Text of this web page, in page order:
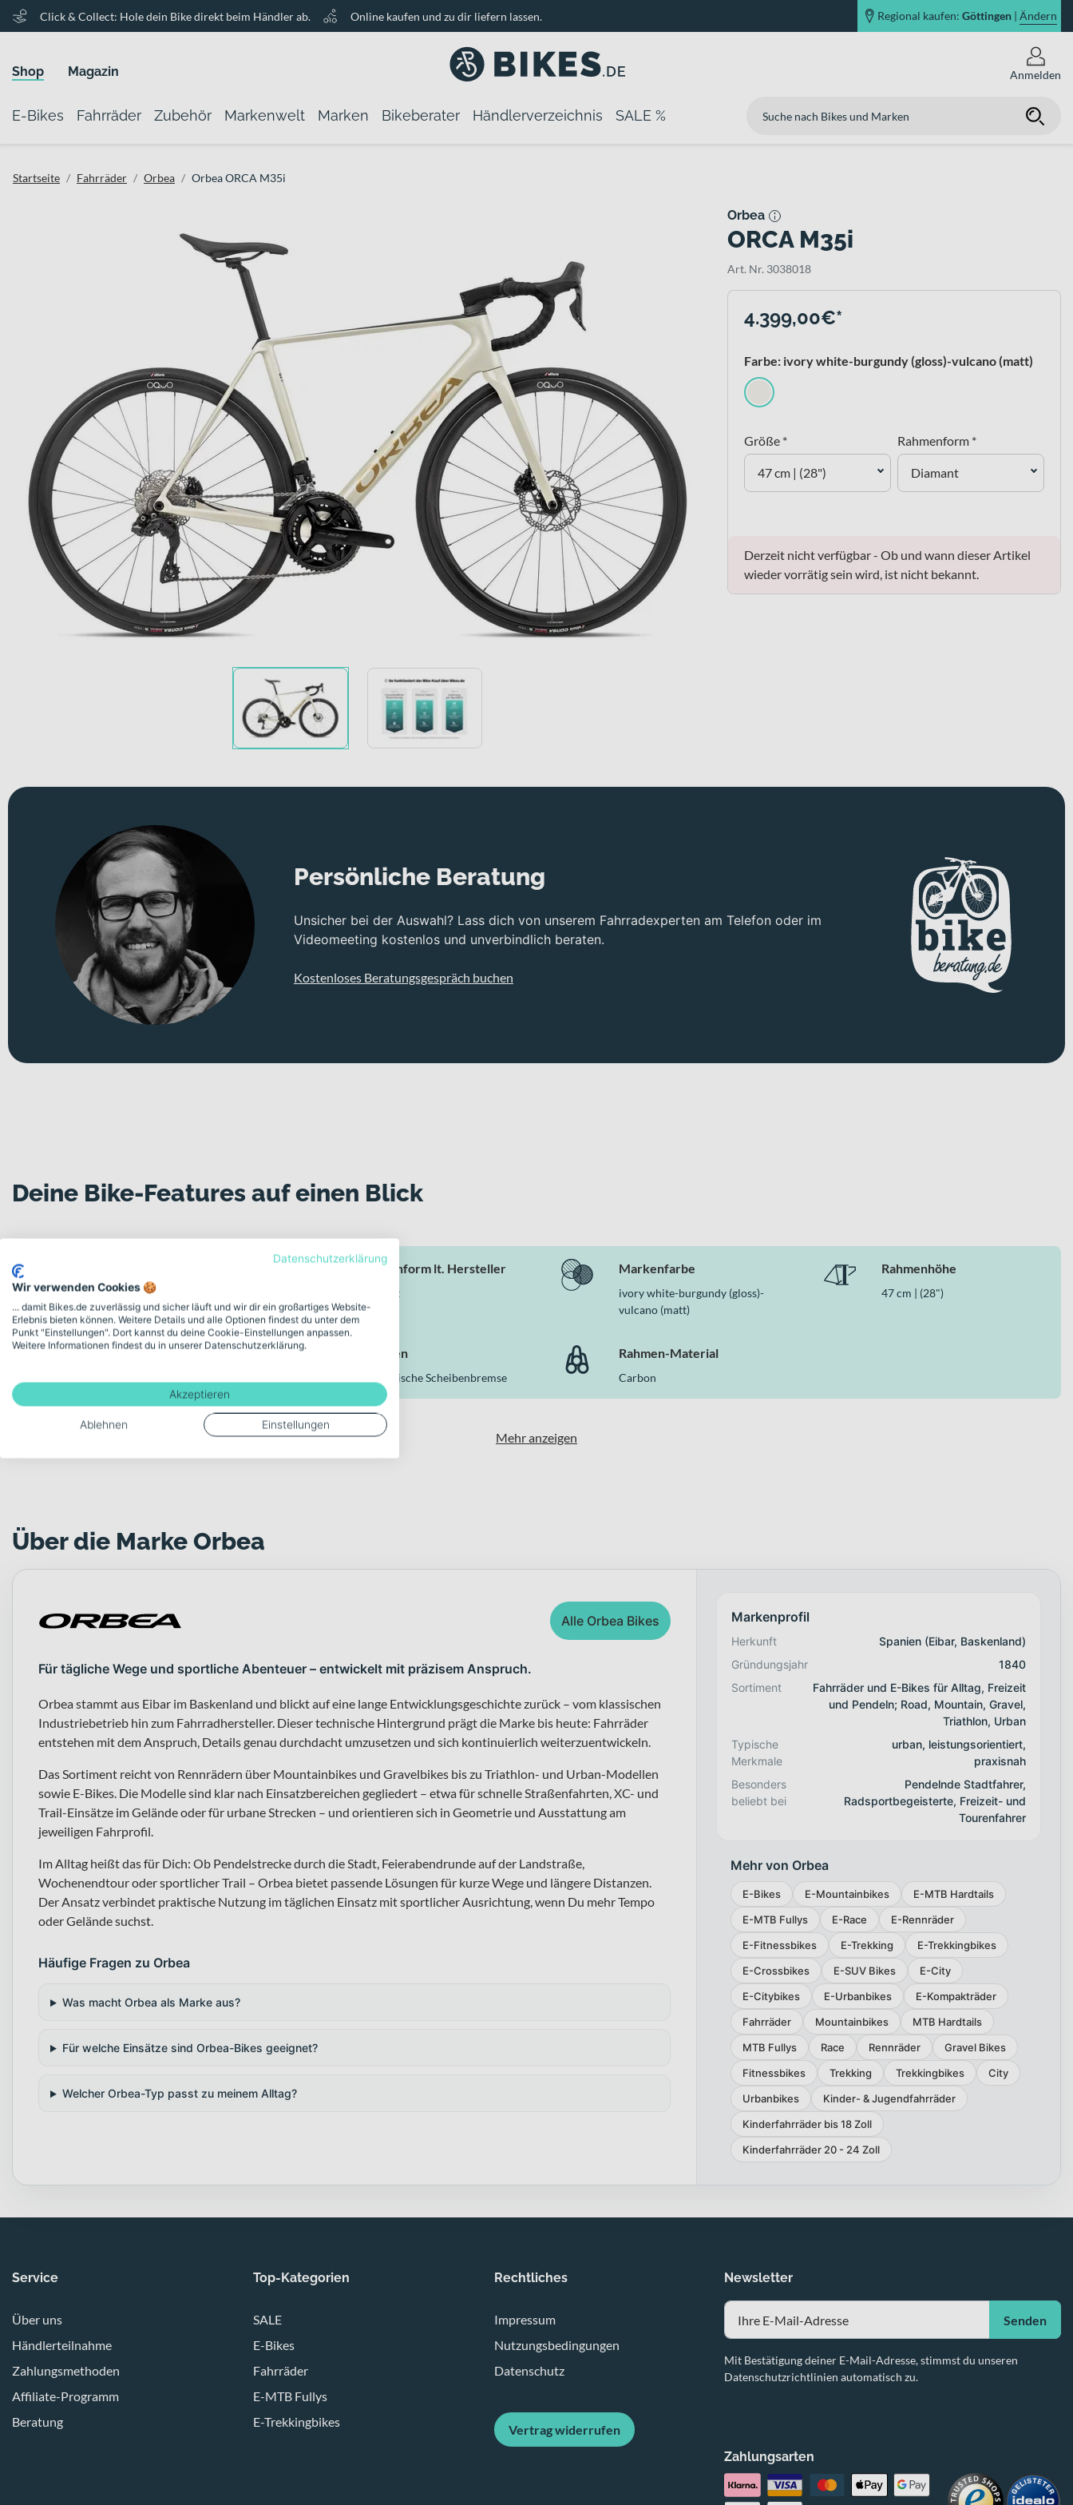
Click & Collect: Hole dein Bike direkt beim Händler ab. Online kaufen und zu dir liefern lassen. Regional kaufen: Göttingen | Ändern
Shop Magazin Anmelden
E-Bikes Fahrräder Zubehör Markenwelt Marken Bikeberater Händlerverzeichnis SALE %
Startseite Fahrräder Orbea Orbea ORCA M35i
Orbea
ORCA M35i
Art. Nr. 3038018
4.399,00€*
Farbe: ivory white-burgundy (gloss)-vulcano (matt)
Größe *
47 cm | (28")
Rahmenform *
Diamant
Derzeit nicht verfügbar - Ob und wann dieser Artikel
wieder vorrätig sein wird, ist nicht bekannt.
Persönliche Beratung
Unsicher bei der Auswahl? Lass dich von unserem Fahrradexperten am Telefon oder im
Videomeeting kostenlos und unverbindlich beraten.
Kostenloses Beratungsgespräch buchen
Deine Bike-Features auf einen Blick
ORCA M35i
Rahmenform lt. Hersteller
Diamant
Markenfarbe
ivory white-burgundy (gloss)-
vulcano (matt)
Rahmenhöhe
47 cm | (28")
Schaltungstyp Bremsen
Hydraulische Scheibenbremse
Rahmen-Material
Carbon
Mehr anzeigen
Über die Marke Orbea
Alle Orbea Bikes
Für tägliche Wege und sportliche Abenteuer – entwickelt mit präzisem Anspruch.
Orbea stammt aus Eibar im Baskenland und blickt auf eine lange Entwicklungsgeschichte zurück – vom klassischen
Industriebetrieb hin zum Fahrradhersteller. Dieser technische Hintergrund prägt die Marke bis heute: Fahrräder
entstehen mit dem Anspruch, Details genau durchdacht umzusetzen und sich kontinuierlich weiterzuentwickeln.
Das Sortiment reicht von Rennrädern über Mountainbikes und Gravelbikes bis zu Triathlon- und Urban-Modellen
sowie E-Bikes. Die Modelle sind klar nach Einsatzbereichen gegliedert – etwa für schnelle Straßenfahrten, XC- und
Trail-Einsätze im Gelände oder für urbane Strecken – und orientieren sich in Geometrie und Ausstattung am
jeweiligen Fahrprofil.
Im Alltag heißt das für Dich: Ob Pendelstrecke durch die Stadt, Feierabendrunde auf der Landstraße,
Wochenendtour oder sportlicher Trail – Orbea bietet passende Lösungen für kurze Wege und längere Distanzen.
Der Ansatz verbindet praktische Nutzung im täglichen Einsatz mit sportlicher Ausrichtung, wenn Du mehr Tempo
oder Gelände suchst.
Häufige Fragen zu Orbea
Was macht Orbea als Marke aus?
Für welche Einsätze sind Orbea-Bikes geeignet?
Welcher Orbea-Typ passt zu meinem Alltag?
Markenprofil
Herkunft
Spanien (Eibar, Baskenland)
Gründungsjahr
1840
Sortiment
Fahrräder und E-Bikes für Alltag, Freizeit
und Pendeln; Road, Mountain, Gravel,
Triathlon, Urban
Typische
Merkmale
urban, leistungsorientiert,
praxisnah
Besonders
beliebt bei
Pendelnde Stadtfahrer,
Radsportbegeisterte, Freizeit- und
Tourenfahrer
Mehr von Orbea
E-Bikes E-Mountainbikes
E-MTB Hardtails
E-MTB Fullys
E-Race
E-Rennräder
E-Fitnessbikes
E-Trekking
E-Trekkingbikes
E-Crossbikes
E-SUV Bikes
E-City
E-Citybikes
E-Urbanbikes
E-Kompakträder
Fahrräder
Mountainbikes
MTB Hardtails
MTB Fullys
Race Rennräder
Gravel Bikes
Fitnessbikes
Trekking Trekkingbikes
City
Urbanbikes
Kinder- & Jugendfahrräder
Kinderfahrräder bis 18 Zoll
Kinderfahrräder 20 - 24 Zoll
Service
Über uns
Händlerteilnahme
Zahlungsmethoden
Affiliate-Programm
Beratung
Top-Kategorien
SALE
E-Bikes
Fahrräder
E-MTB Fullys
E-Trekkingbikes
Rechtliches
Impressum
Nutzungsbedingungen
Datenschutz
Vertrag widerrufen
Newsletter
Senden
Mit Bestätigung deiner E-Mail-Adresse, stimmst du unseren
Datenschutzrichtlinien automatisch zu.
Zahlungsarten
Datenschutzerklärung
Wir verwenden Cookies 🍪
... damit Bikes.de zuverlässig und sicher läuft und wir dir ein großartiges Website-
Erlebnis bieten können. Weitere Details und alle Optionen findest du unter dem
Punkt "Einstellungen". Dort kannst du deine Cookie-Einstellungen anpassen.
Weitere Informationen findest du in unserer Datenschutzerklärung.
Akzeptieren
Ablehnen Einstellungen